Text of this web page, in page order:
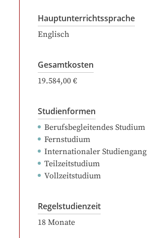
Hauptunterrichtssprache
Englisch
Gesamtkosten
19.584,00 €
Studienformen
Berufsbegleitendes Studium
Fernstudium
Internationaler Studiengang
Teilzeitstudium
Vollzeitstudium
Regelstudienzeit
18 Monate